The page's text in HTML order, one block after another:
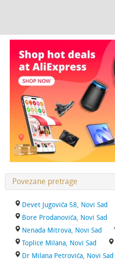
Povezane pretrage
Devet Jugovića 58, Novi Sad
Bore Prodanovića, Novi Sad
Nenada Mitrova, Novi Sad
Toplice Milana, Novi Sad
Dr Milana Petrovića, Novi Sad